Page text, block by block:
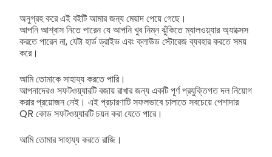
অনুগ্রহ করে এই বইটি আমার জন্য মেয়াদ পেয়ে গেছে।
আপনি আশ্বাস নিতে পারেন যে আপনি খুব নিম্ন ঝুঁকিতে ম্যালওয়্যার অ্যাক্সেস
করতে পারেন না, যেটা হার্ড ড্রাইভ এবং ক্লাউড স্টোরেজ ব্যবহার করতে সময়
করে।
আমি তোমাকে সাহায্য করতে পারি।
আপনাদেরও সফটওয়্যারটি বজায় রাখার জন্য একটি পূর্ণ প্রযুক্তিগত দল নিয়োগ
করার প্রয়োজন নেই। এই প্রচারণাটি সফলভাবে চালাতে সবচেয়ে পেশাদার
QR কোড সফটওয়্যারটি চয়ন করা যেতে পারে।
আমি তোমার সাহায্য করতে রাজি।